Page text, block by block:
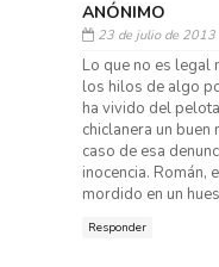
ANÓNIMO
23 de julio de
Lo que no es legal
los hilos de algo
ha vivido del
chiclanera un
caso de esa
inocencia. Román,
mordido en un
Responder